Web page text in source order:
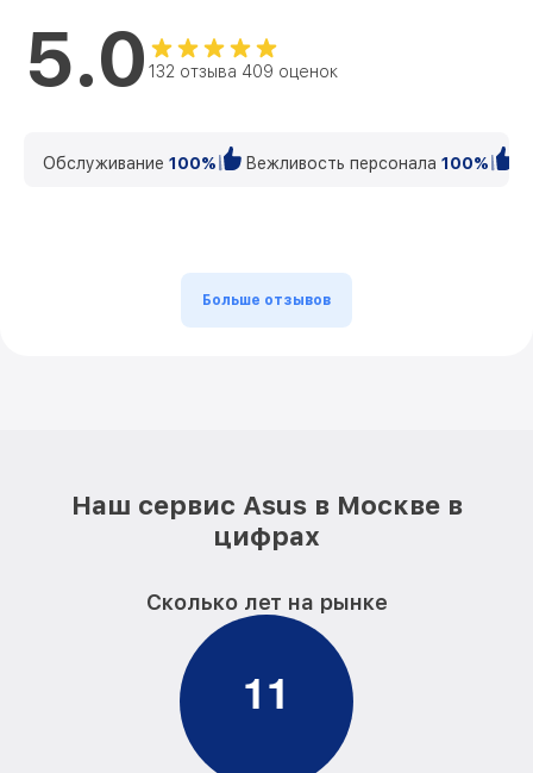
5.0 132 отзыва 409 оценок
Обслуживание 100% Вежливость персонала 100%
Больше отзывов
Наш сервис Asus в Москве в
цифрах
Сколько лет на рынке
11